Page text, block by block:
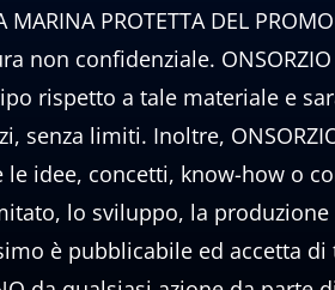
PROTETTA DEL
confidenziale. ONSORZIO DI
rispetto a tale materiale e
limiti. Inoltre, ONSORZIO
le idee, concetti, know-how o
lo sviluppo, la
è pubblicabile ed accetta di